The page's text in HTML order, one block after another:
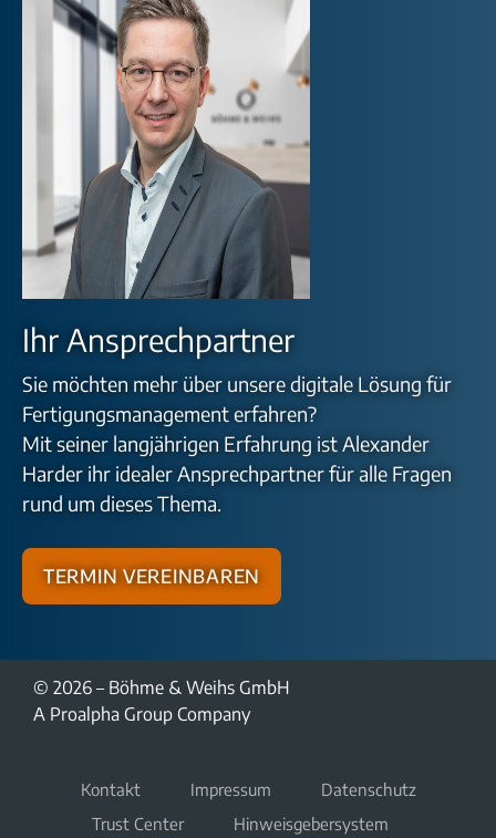
Ihr Ansprechpartner
Sie möchten mehr über unsere digitale Lösung für
Fertigungsmanagement erfahren?
Mit seiner langjährigen Erfahrung ist Alexander
Harder ihr idealer Ansprechpartner für alle Fragen
rund um dieses Thema.
Termin vereinbaren
© 2026 – Böhme & Weihs GmbH
A Proalpha Group Company
Kontakt Impressum
Datenschutz
Trust Center
Hinweisgebersystem